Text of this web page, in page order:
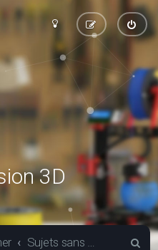
3D
Sujets sans réponse